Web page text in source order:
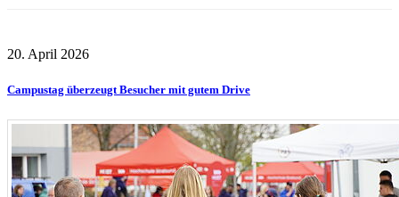
20. April 2026
Campustag überzeugt Besucher mit gutem Drive